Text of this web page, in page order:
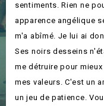
sentiments. Rien ne
apparence angélique
m'a abîmé. Je lui ai
Ses noirs desseins
me détruire pour
mes valeurs. C'est un
un jeu de patience.